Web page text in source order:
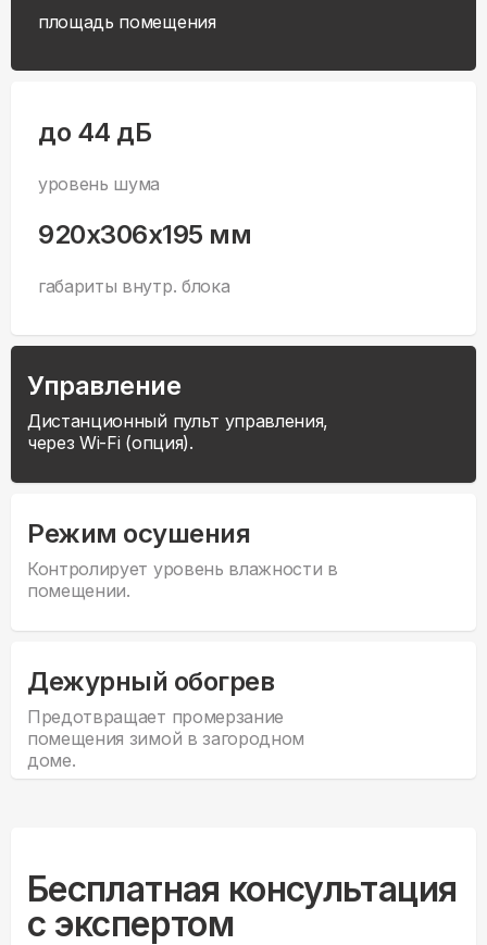
площадь помещения
до 44 дБ
уровень шума
920x306x195 мм
габариты внутр. блока
Управление
Дистанционный пульт управления,
через Wi-Fi (опция).
Режим осушения
Контролирует уровень влажности в
помещении.
Дежурный обогрев
Предотвращает промерзание
помещения зимой в загородном
доме.
Бесплатная консультация
с экспертом